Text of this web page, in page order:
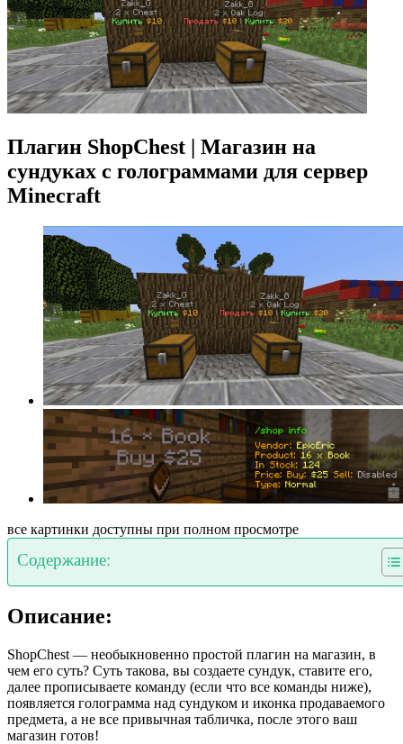
Плагин ShopChest | Магазин на
сундуках с голограммами для сервер
Minecraft
все картинки доступны при полном просмотре
Содержание:
Описание:
ShopChest — необыкновенно простой плагин на магазин, в
чем его суть? Суть такова, вы создаете сундук, ставите его,
далее прописываете команду (если что все команды ниже),
появляется голограмма над сундуком и иконка продаваемого
предмета, а не все привычная табличка, после этого ваш
магазин готов!